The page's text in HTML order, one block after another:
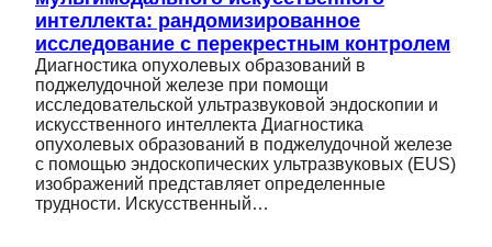
интеллекта: рандомизированное
исследование с перекрестным контролем
Диагностика опухолевых образований в
поджелудочной железе при помощи
исследовательской ультразвуковой эндоскопии и
искусственного интеллекта Диагностика
опухолевых образований в поджелудочной железе
с помощью эндоскопических ультразвуковых (EUS)
изображений представляет определенные
трудности. Искусственный…